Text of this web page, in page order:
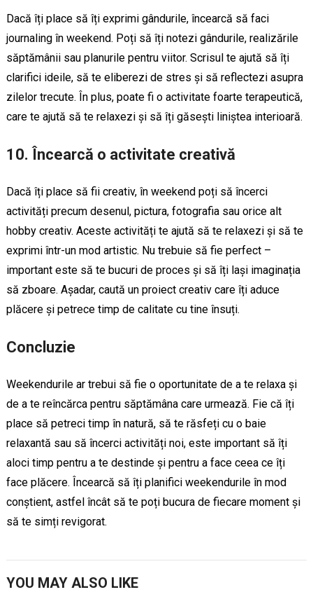
Dacă îți place să îți exprimi gândurile, încearcă să faci
journaling în weekend. Poți să îți notezi gândurile, realizările
săptămânii sau planurile pentru viitor. Scrisul te ajută să îți
clarifici ideile, să te eliberezi de stres și să reflectezi asupra
zilelor trecute. În plus, poate fi o activitate foarte terapeutică,
care te ajută să te relaxezi și să îți găsești liniștea interioară.
10. Încearcă o activitate creativă
Dacă îți place să fii creativ, în weekend poți să încerci
activități precum desenul, pictura, fotografia sau orice alt
hobby creativ. Aceste activități te ajută să te relaxezi și să te
exprimi într-un mod artistic. Nu trebuie să fie perfect –
important este să te bucuri de proces și să îți lași imaginația
să zboare. Așadar, caută un proiect creativ care îți aduce
plăcere și petrece timp de calitate cu tine însuți.
Concluzie
Weekendurile ar trebui să fie o oportunitate de a te relaxa și
de a te reîncărca pentru săptămâna care urmează. Fie că îți
place să petreci timp în natură, să te răsfeți cu o baie
relaxantă sau să încerci activități noi, este important să îți
aloci timp pentru a te destinde și pentru a face ceea ce îți
face plăcere. Încearcă să îți planifici weekendurile în mod
conștient, astfel încât să te poți bucura de fiecare moment și
să te simți revigorat.
YOU MAY ALSO LIKE